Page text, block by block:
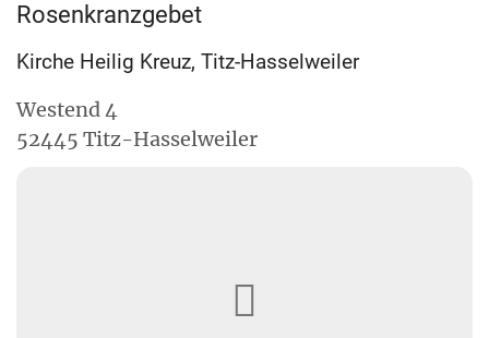
Rosenkranzgebet
Kirche Heilig Kreuz, Titz-Hasselweiler
Westend 4
52445 Titz-Hasselweiler